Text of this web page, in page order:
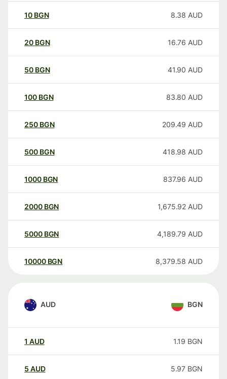
10 BGN 8.38 AUD
20 BGN 16.76 AUD
50 BGN 41.90 AUD
100 BGN 83.80 AUD
250 BGN 209.49 AUD
500 BGN 418.98 AUD
1000 BGN 837.96 AUD
2000 BGN 1,675.92 AUD
5000 BGN 4,189.79 AUD
10000 BGN 8,379.58 AUD
AUD BGN
1 AUD 1.19 BGN
5 AUD 5.97 BGN